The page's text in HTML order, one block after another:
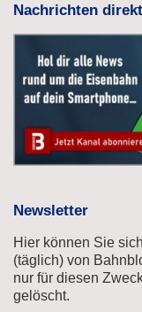
Nachrichten
Newsletter
Hier können Sie
(täglich) von
nur für diesen
gelöscht.